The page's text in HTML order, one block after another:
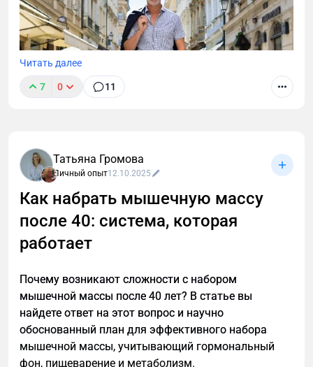
После 40 лет мужскому организму нужен особый
подход к похудению. Узнайте, как преодолеть
возрастные изменения, сохранить мышечную
научно обоснованной стратегии тренировок и
питания для мужчин.
Читать далее
7 0 11
Татьяна Громова
Личный опыт12.10.2025
Как набрать мышечную массу
после 40: система, которая
работает
Почему возникают сложности с набором
мышечной массы после 40 лет? В статье вы
найдете ответ на этот вопрос и научно
обоснованный план для эффективного набора
мышечной массы, учитывающий гормональный
фон, пищеварение и метаболизм.